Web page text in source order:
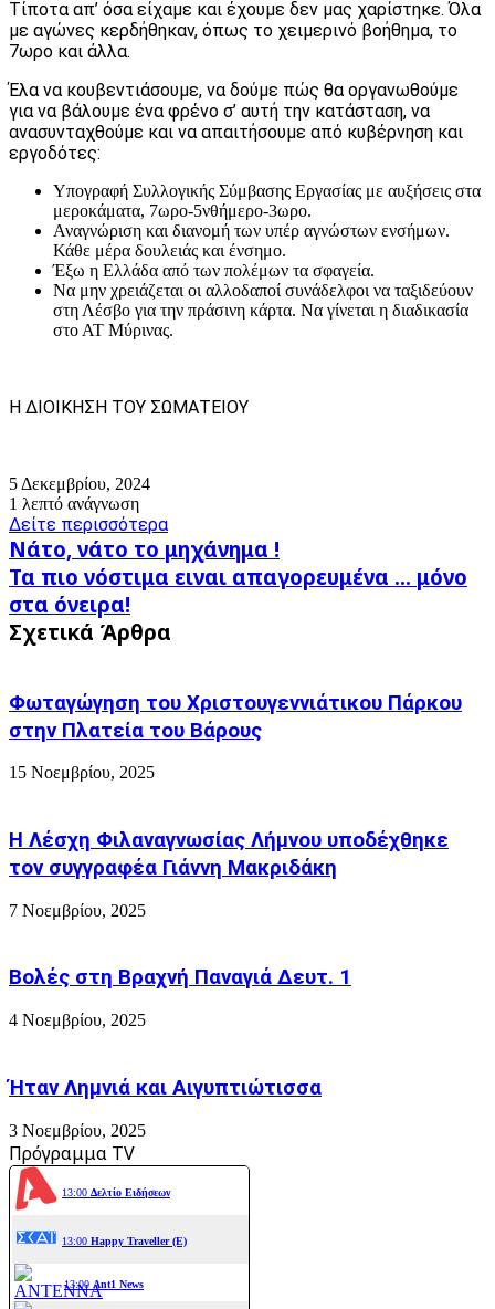
Τίποτα απ’ όσα είχαμε και έχουμε δεν μας χαρίστηκε. Όλα
με αγώνες κερδήθηκαν, όπως το χειμερινό βοήθημα, το
7ωρο και άλλα.
Έλα να κουβεντιάσουμε, να δούμε πώς θα οργανωθούμε
για να βάλουμε ένα φρένο σ’ αυτή την κατάσταση, να
ανασυνταχθούμε και να απαιτήσουμε από κυβέρνηση και
εργοδότες:
Υπογραφή Συλλογικής Σύμβασης Εργασίας με αυξήσεις στα
μεροκάματα, 7ωρο-5νθήμερο-3ωρο.
Αναγνώριση και διανομή των υπέρ αγνώστων ενσήμων.
Κάθε μέρα δουλειάς και ένσημο.
Έξω η Ελλάδα από των πολέμων τα σφαγεία.
Να μην χρειάζεται οι αλλοδαποί συνάδελφοι να ταξιδεύουν
στη Λέσβο για την πράσινη κάρτα. Να γίνεται η διαδικασία
στο ΑΤ Μύρινας.
Η ΔΙΟΙΚΗΣΗ ΤΟΥ ΣΩΜΑΤΕΙΟΥ
5 Δεκεμβρίου, 2024
1 λεπτό ανάγνωση
Δείτε περισσότερα
Νάτο,
νάτο
το
μηχάνημα
!
Νάτο, νάτο το μηχάνημα !
Τα
πιο
νόστιμα
ειναι
μόνο
στα
όνειρα!
Τα πιο νόστιμα ειναι απαγορευμένα ... μόνο
στα όνειρα!
Σχετικά Άρθρα
Φωταγώγηση του Χριστουγεννιάτικου Πάρκου
στην Πλατεία του Βάρους
15 Νοεμβρίου, 2025
Η Λέσχη Φιλαναγνωσίας Λήμνου υποδέχθηκε
τον συγγραφέα Γιάννη Μακριδάκη
7 Νοεμβρίου, 2025
Βολές στη Βραχνή Παναγιά Δευτ. 1
4 Νοεμβρίου, 2025
Ήταν Λημνιά και Αιγυπτιώτισσα
3 Νοεμβρίου, 2025
Πρόγραμμα TV